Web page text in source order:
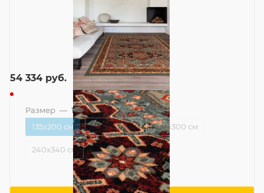
54 334 руб.
Размер — 135x200 см
135x200 см
160x240 см 200x300 см
240x340 см